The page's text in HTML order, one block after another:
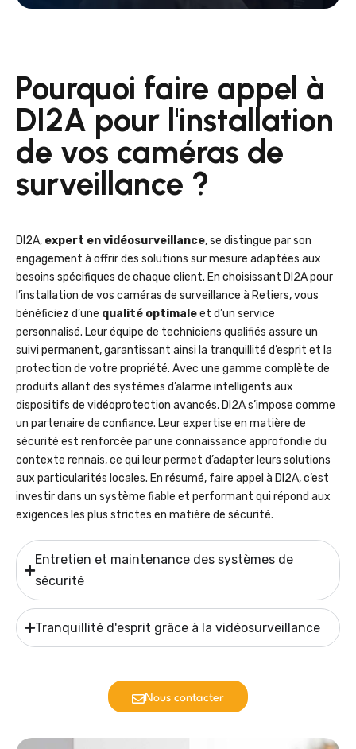
Pourquoi faire appel à
DI2A pour l'installation
de vos caméras de
surveillance ?
DI2A, expert en vidéosurveillance, se distingue par son
engagement à offrir des solutions sur mesure adaptées aux
besoins spécifiques de chaque client. En choisissant DI2A pour
l’installation de vos caméras de surveillance à Retiers, vous
bénéficiez d’une qualité optimaleet d’un service
personnalisé. Leur équipe de techniciens qualifiés assure un
suivi permanent, garantissant ainsi la tranquillité d’esprit et la
protection de votre propriété. Avec une gamme complète de
produits allant des systèmes d’alarme intelligents aux
dispositifs de vidéoprotection avancés, DI2A s’impose comme
un partenaire de confiance. Leur expertise en matière de
sécurité est renforcée par une connaissance approfondie du
contexte rennais, ce qui leur permet d’adapter leurs solutions
aux particularités locales. En résumé, faire appel à DI2A, c’est
investir dans un système fiable et performant qui répond aux
exigences les plus strictes en matière de sécurité.
Entretien et maintenance des systèmes de
sécurité
Tranquillité d'esprit grâce à la vidéosurveillance
Nous contacter